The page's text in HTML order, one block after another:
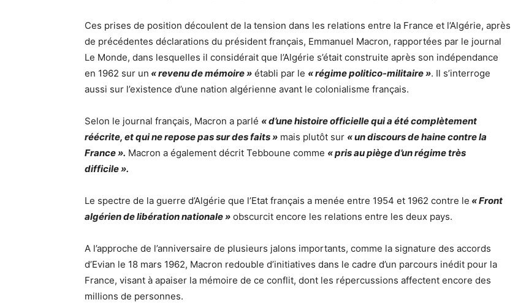
Ces prises de position découlent de la tension dans les relations entre la France et l’Algérie, après
de précédentes déclarations du président français, Emmanuel Macron, rapportées par le journal
Le Monde, dans lesquelles il considérait que l’Algérie s’était construite après son indépendance
en 1962 sur un « revenu de mémoire » établi par le « régime politico-militaire ». Il s’interroge
aussi sur l’existence d’une nation algérienne avant le colonialisme français.
Selon le journal français, Macron a parlé « d’une histoire officielle qui a été complètement
réécrite, et qui ne repose pas sur des faits » mais plutôt sur « un discours de haine contre la
France ». Macron a également décrit Tebboune comme « pris au piège d’un régime très
difficile ».
Le spectre de la guerre d’Algérie que l’Etat français a menée entre 1954 et 1962 contre le « Front
algérien de libération nationale » obscurcit encore les relations entre les deux pays.
A l’approche de l’anniversaire de plusieurs jalons importants, comme la signature des accords
d’Evian le 18 mars 1962, Macron redouble d’initiatives dans le cadre d’un parcours inédit pour la
France, visant à apaiser la mémoire de ce conflit, dont les répercussions affectent encore des
millions de personnes.